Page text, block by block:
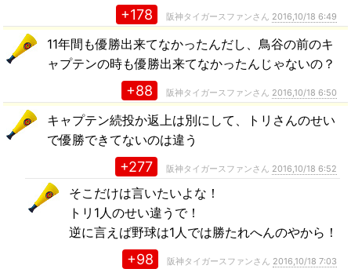
+178 阪神タイガースファンさん 2016,10/18 6:49
11年間も優勝出来てなかったんだし、鳥谷の前のキ
ャプテンの時も優勝出来てなかったんじゃないの？
+88 阪神タイガースファンさん 2016,10/18 6:50
キャプテン続投か返上は別にして、トリさんのせい
で優勝できてないのは違う
+277 阪神タイガースファンさん 2016,10/18 6:52
そこだけは言いたいよな！
トリ1人のせい違うで！
逆に言えば野球は1人では勝たれへんのやから！
+98 阪神タイガースファンさん 2016,10/18 7:03